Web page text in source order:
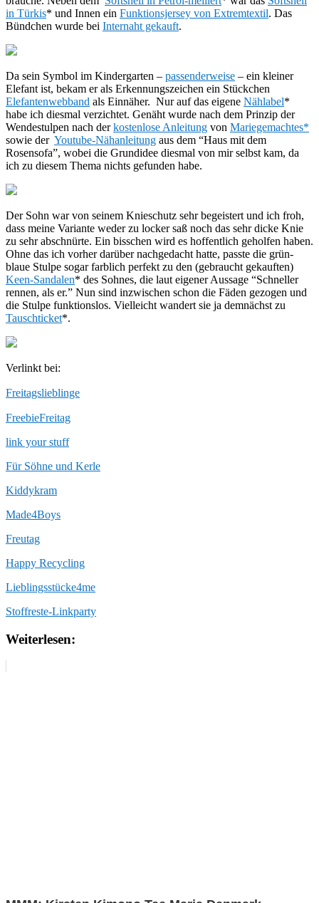
in Türkis* und Innen ein Funktionsjersey von Extremtextil. Das
Bündchen wurde bei Internaht gekauft.
Da sein Symbol im Kindergarten – passenderweise – ein kleiner
Elefant ist, bekam er als Erkennungszeichen ein Stückchen
Elefantenwebband als Einnäher. Nur auf das eigene Nählabel*
habe ich diesmal verzichtet. Genäht wurde nach dem Prinzip der
Wendestulpen nach derkostenlose Anleitung von Mariegemachtes*
sowie der Youtube-Nähanleitung aus dem “Haus mit dem
Rosensofa”, wobei die Grundidee diesmal von mir selbst kam, da
ich zu diesem Thema nichts gefunden habe.
Der Sohn war von seinem Knieschutz sehr begeistert und ich froh,
dass meine Variante weder zu locker saß noch das sehr dicke Knie
zu sehr abschnürte. Ein bisschen wird es hoffentlich geholfen haben.
Ohne das ich vorher darüber nachgedacht hatte, passte die grün-
blaue Stulpe sogar farblich perfekt zu den (gebraucht gekauften)
Keen-Sandalen* des Sohnes, die laut eigener Aussage “Schneller
rennen, als er.” Nun sind inzwischen schon die Fäden gezogen und
die Stulpe funktionslos. Vielleicht wandert sie ja demnächst zu
Tauschticket*.
Verlinkt bei:
Freitagslieblinge
FreebieFreitag
link your stuff
Für Söhne und Kerle
Kiddykram
Made4Boys
Freutag
Happy Recycling
Lieblingsstücke4me
Stoffreste-Linkparty
Weiterlesen: